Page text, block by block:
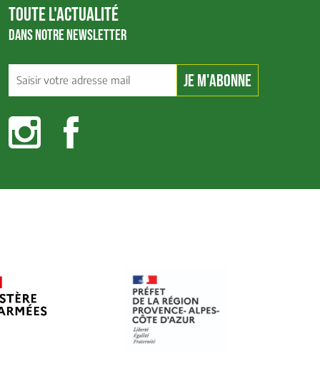
TOUTE L'ACTUALITÉ
DANS NOTRE NEWSLETTER